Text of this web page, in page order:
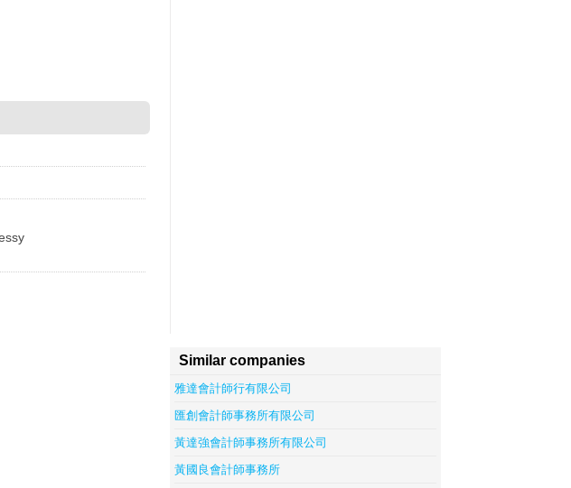
Similar companies
雅達會計師行有限公司
匯創會計師事務所有限公司
黃達強會計師事務所有限公司
黃國良會計師事務所